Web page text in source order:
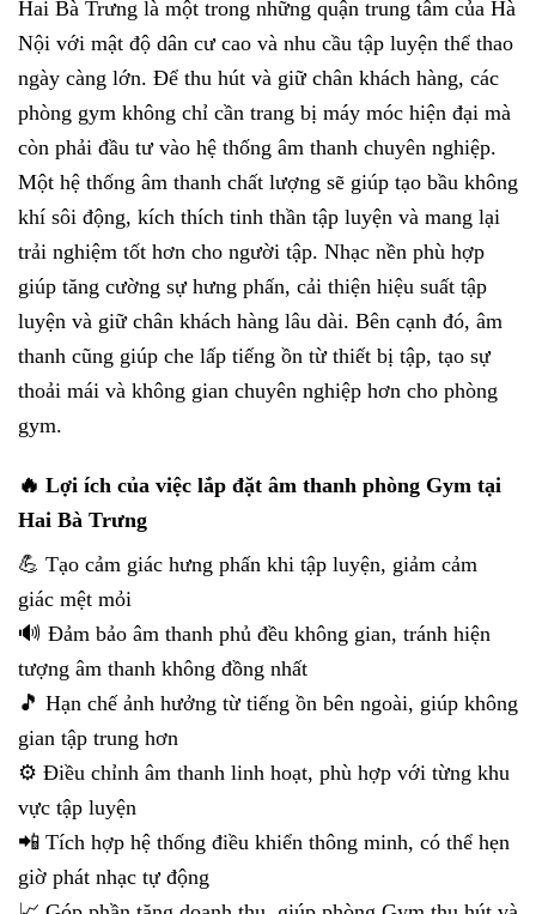
Hai Bà Trưng là một trong những quận trung tâm của Hà
Nội với mật độ dân cư cao và nhu cầu tập luyện thể thao
ngày càng lớn. Để thu hút và giữ chân khách hàng, các
phòng gym không chỉ cần trang bị máy móc hiện đại mà
còn phải đầu tư vào hệ thống âm thanh chuyên nghiệp.
Một hệ thống âm thanh chất lượng sẽ giúp tạo bầu không
khí sôi động, kích thích tinh thần tập luyện và mang lại
trải nghiệm tốt hơn cho người tập. Nhạc nền phù hợp
giúp tăng cường sự hưng phấn, cải thiện hiệu suất tập
luyện và giữ chân khách hàng lâu dài. Bên cạnh đó, âm
thanh cũng giúp che lấp tiếng ồn từ thiết bị tập, tạo sự
thoải mái và không gian chuyên nghiệp hơn cho phòng
gym.
🔥 Lợi ích của việc lắp đặt âm thanh phòng Gym tại
Hai Bà Trưng
💪 Tạo cảm giác hưng phấn khi tập luyện, giảm cảm
giác mệt mỏi
🔊 Đảm bảo âm thanh phủ đều không gian, tránh hiện
tượng âm thanh không đồng nhất
🎵 Hạn chế ảnh hưởng từ tiếng ồn bên ngoài, giúp không
gian tập trung hơn
⚙️ Điều chỉnh âm thanh linh hoạt, phù hợp với từng khu
vực tập luyện
📲 Tích hợp hệ thống điều khiển thông minh, có thể hẹn
giờ phát nhạc tự động